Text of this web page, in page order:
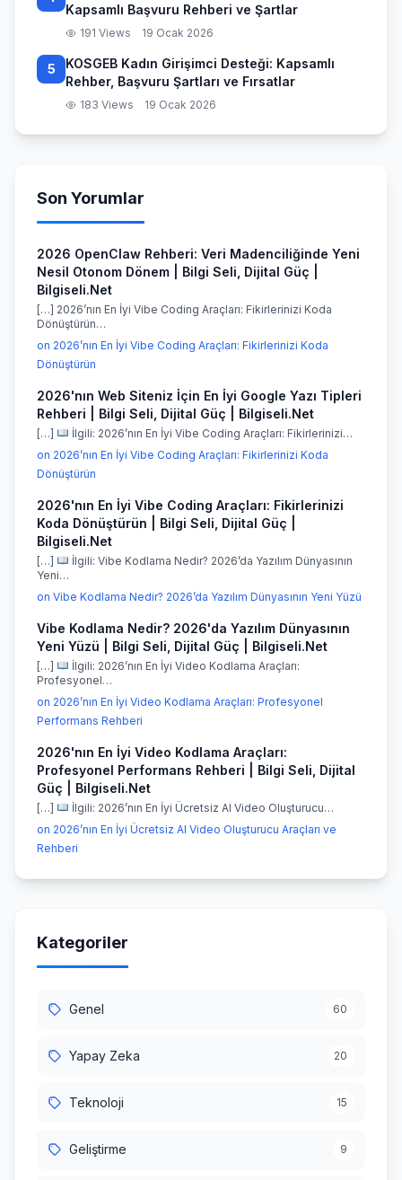
Kapsamlı Başvuru Rehberi ve Şartlar
191 Views 19 Ocak 2026
5
KOSGEB Kadın Girişimci Desteği: Kapsamlı
Rehber, Başvuru Şartları ve Fırsatlar
183 Views 19 Ocak 2026
Son Yorumlar
2026 OpenClaw Rehberi: Veri Madenciliğinde Yeni
Nesil Otonom Dönem | Bilgi Seli, Dijital Güç |
Bilgiseli.Net
[…] 2026’nın En İyi Vibe Coding Araçları: Fikirlerinizi Koda
Dönüştürün…
on 2026’nın En İyi Vibe Coding Araçları: Fikirlerinizi Koda
Dönüştürün
2026'nın Web Siteniz İçin En İyi Google Yazı Tipleri
Rehberi | Bilgi Seli, Dijital Güç | Bilgiseli.Net
[…]
İlgili: 2026’nın En İyi Vibe Coding Araçları: Fikirlerinizi…
on 2026’nın En İyi Vibe Coding Araçları: Fikirlerinizi Koda
Dönüştürün
2026'nın En İyi Vibe Coding Araçları: Fikirlerinizi
Koda Dönüştürün | Bilgi Seli, Dijital Güç |
Bilgiseli.Net
[…]
İlgili: Vibe Kodlama Nedir? 2026’da Yazılım Dünyasının
Yeni…
on Vibe Kodlama Nedir? 2026’da Yazılım Dünyasının Yeni Yüzü
Vibe Kodlama Nedir? 2026'da Yazılım Dünyasının
Yeni Yüzü | Bilgi Seli, Dijital Güç | Bilgiseli.Net
[…]
İlgili: 2026’nın En İyi Video Kodlama Araçları:
Profesyonel…
on 2026’nın En İyi Video Kodlama Araçları: Profesyonel
Performans Rehberi
2026'nın En İyi Video Kodlama Araçları:
Profesyonel Performans Rehberi | Bilgi Seli, Dijital
Güç | Bilgiseli.Net
[…]
İlgili: 2026’nın En İyi Ücretsiz AI Video Oluşturucu…
on 2026’nın En İyi Ücretsiz AI Video Oluşturucu Araçları ve
Rehberi
Kategoriler
Genel 60
Yapay Zeka 20
Teknoloji 15
Geliştirme 9